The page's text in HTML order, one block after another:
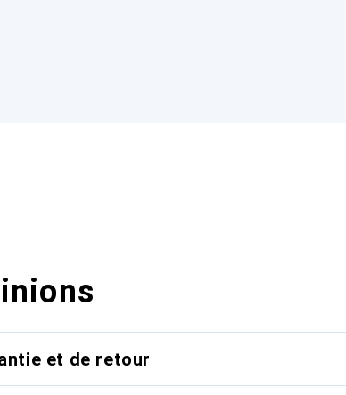
et de retour